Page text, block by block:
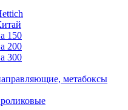
150
200
300
метабоксы